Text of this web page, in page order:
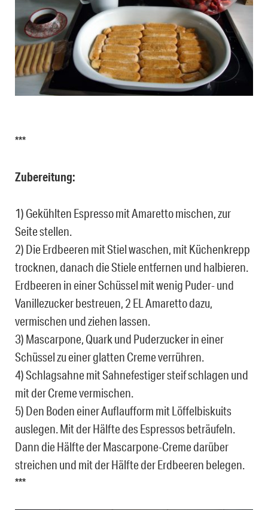
***
Zubereitung:
1) Gekühlten Espresso mit Amaretto mischen, zur
Seite stellen.
2) Die Erdbeeren mit Stiel waschen, mit Küchenkrepp
trocknen, danach die Stiele entfernen und halbieren.
Erdbeeren in einer Schüssel mit wenig Puder- und
Vanillezucker bestreuen, 2 EL Amaretto dazu,
vermischen und ziehen lassen.
3) Mascarpone, Quark und Puderzucker in einer
Schüssel zu einer glatten Creme verrühren.
4) Schlagsahne mit Sahnefestiger steif schlagen und
mit der Creme vermischen.
5) Den Boden einer Auflaufform mit Löffelbiskuits
auslegen. Mit der Hälfte des Espressos beträufeln.
Dann die Hälfte der Mascarpone-Creme darüber
streichen und mit der Hälfte der Erdbeeren belegen.
***